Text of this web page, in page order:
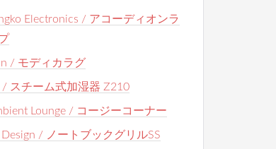
Electronics / アコーディオンラ
/ モディカラグ
/ スチーム式加湿器 Z210
Lounge / コージーコーナー
Design / ノートブックグリルSS